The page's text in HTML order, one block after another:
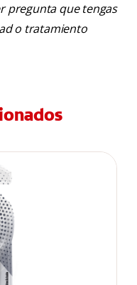
pregunta que tengas
o tratamiento